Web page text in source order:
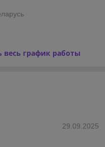
весь график работы
29.09.2025